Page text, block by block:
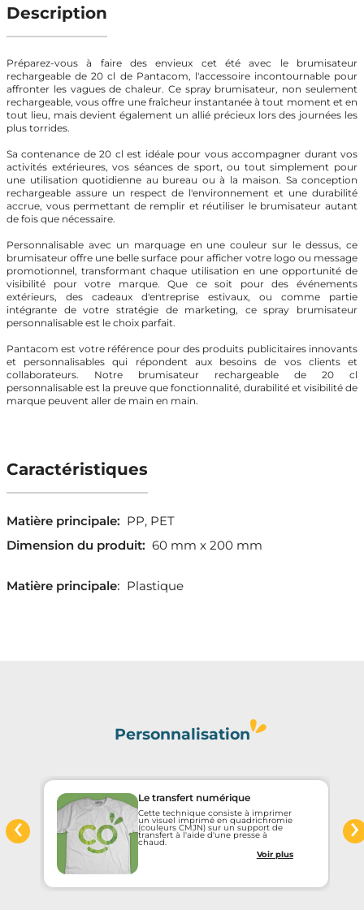
Description
Préparez-vous à faire des envieux cet été avec le brumisateur
rechargeable de 20 cl de Pantacom, l'accessoire incontournable pour
affronter les vagues de chaleur. Ce spray brumisateur, non seulement
rechargeable, vous offre une fraîcheur instantanée à tout moment et en
tout lieu, mais devient également un allié précieux lors des journées les
plus torrides.
Sa contenance de 20 cl est idéale pour vous accompagner durant vos
activités extérieures, vos séances de sport, ou tout simplement pour
une utilisation quotidienne au bureau ou à la maison. Sa conception
rechargeable assure un respect de l'environnement et une durabilité
accrue, vous permettant de remplir et réutiliser le brumisateur autant
de fois que nécessaire.
Personnalisable avec un marquage en une couleur sur le dessus, ce
brumisateur offre une belle surface pour afficher votre logo ou message
promotionnel, transformant chaque utilisation en une opportunité de
visibilité pour votre marque. Que ce soit pour des événements
extérieurs, des cadeaux d'entreprise estivaux, ou comme partie
intégrante de votre stratégie de marketing, ce spray brumisateur
personnalisable est le choix parfait.
Pantacom est votre référence pour des produits publicitaires innovants
et personnalisables qui répondent aux besoins de vos clients et
collaborateurs. Notre brumisateur rechargeable de 20 cl
personnalisable est la preuve que fonctionnalité, durabilité et visibilité de
marque peuvent aller de main en main.
Caractéristiques
Matière principale: PP, PET
Dimension du produit: 60 mm x 200 mm
Matière principale: Plastique
Personnalisation
Le transfert numérique
Cette technique consiste à imprimer
un visuel imprimé en quadrichromie
(couleurs CMJN) sur un support de
transfert à l'aide d'une presse à
chaud.
Voir plus
‹ ›